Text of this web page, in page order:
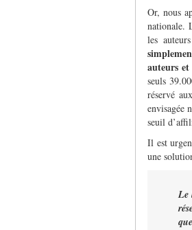
Or, nous
nationale.
les
auteurs
seuls
réservé
envisagée
seuil
Il est
une
Le